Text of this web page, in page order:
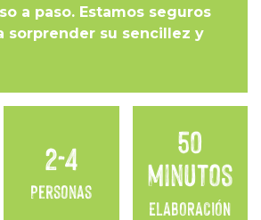
a paso. Estamos seguros
sorprender su sencillez y
2-4
Personas
50
minutos
ELABORACIÓN